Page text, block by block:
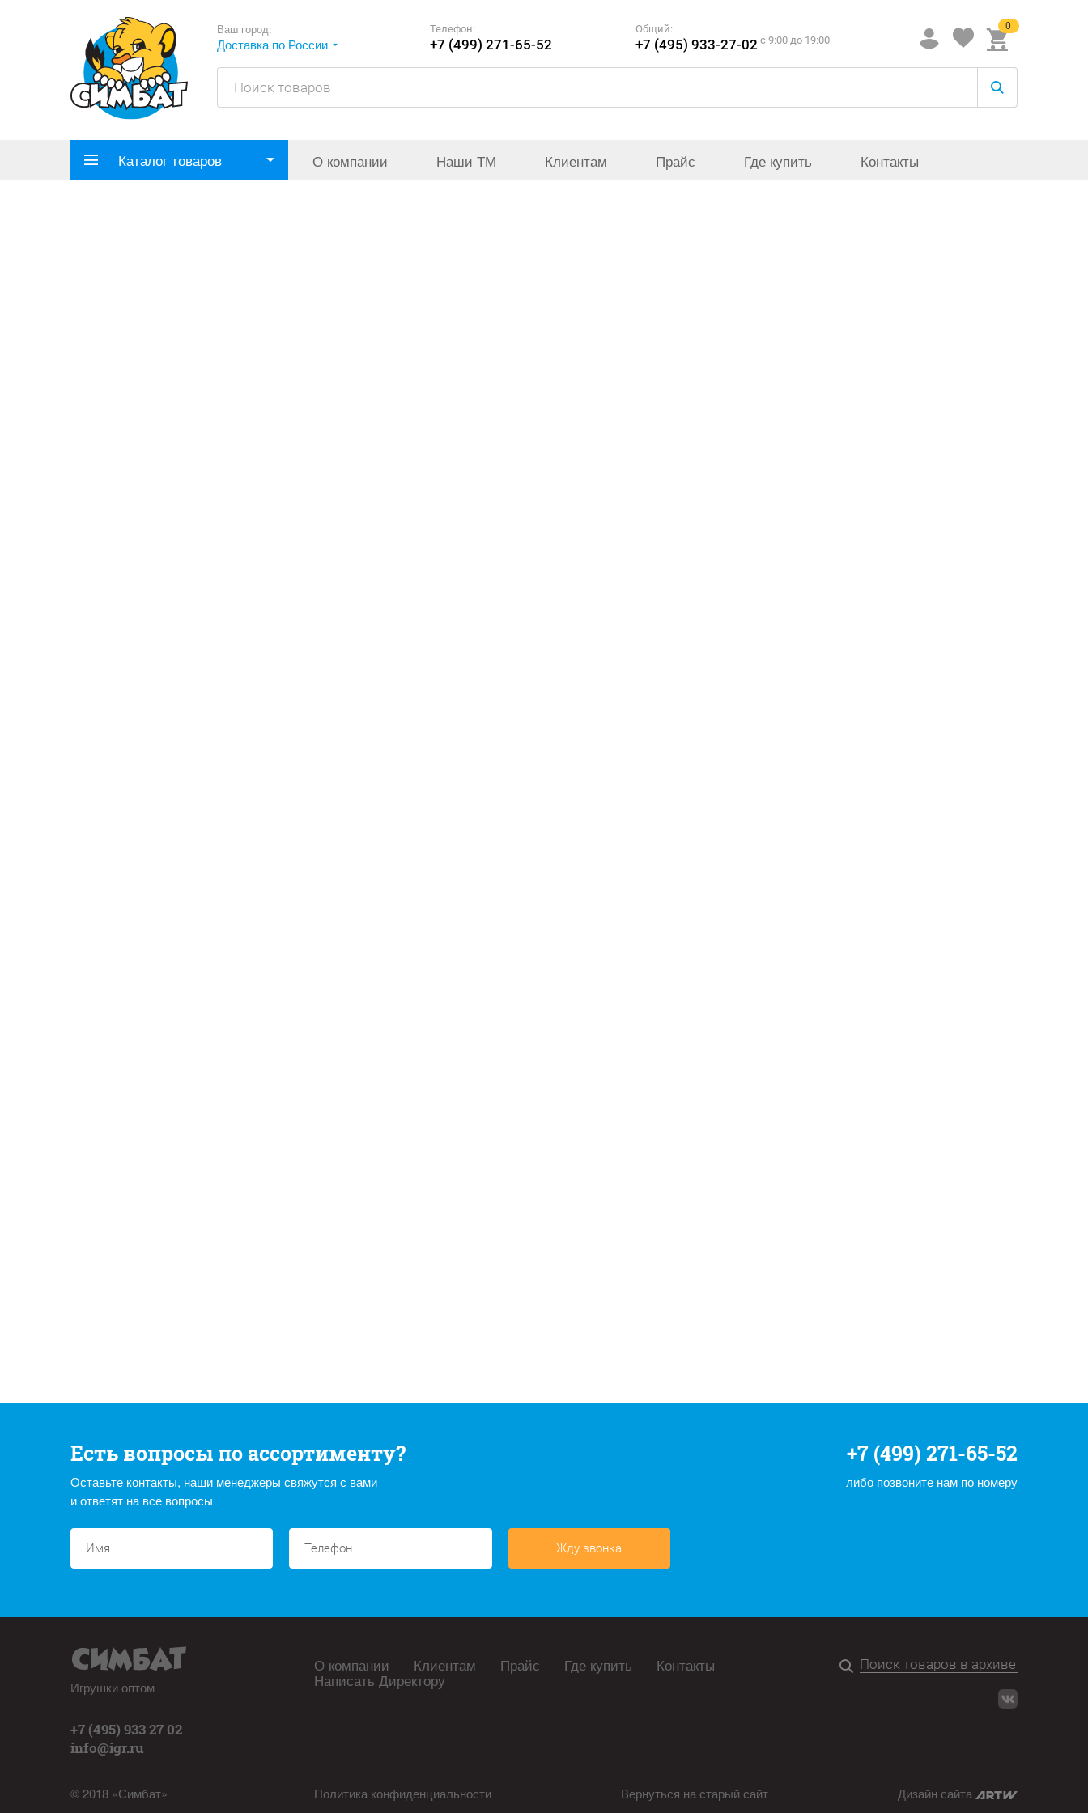
Ваш город:
Доставка по России
Телефон:
+7 (499) 271-65-52
Общий:
+7 (495) 933-27-02 c 9:00 до 19:00
0
Каталог товаров О компании Наши ТМ Клиентам Прайс Где купить Контакты
Есть вопросы по ассортименту?
Оставьте контакты, наши менеджеры свяжутся с вами
и ответят на все вопросы
+7 (499) 271-65-52
либо позвоните нам по номеру
Жду звонка
Игрушки оптом
+7 (495) 933 27 02
info@igr.ru
© 2018 «Симбат»
О компании Клиентам Прайс Где купить Контакты
Написать Директору
Политика конфиденциальности Вернуться на старый сайт Дизайн сайта